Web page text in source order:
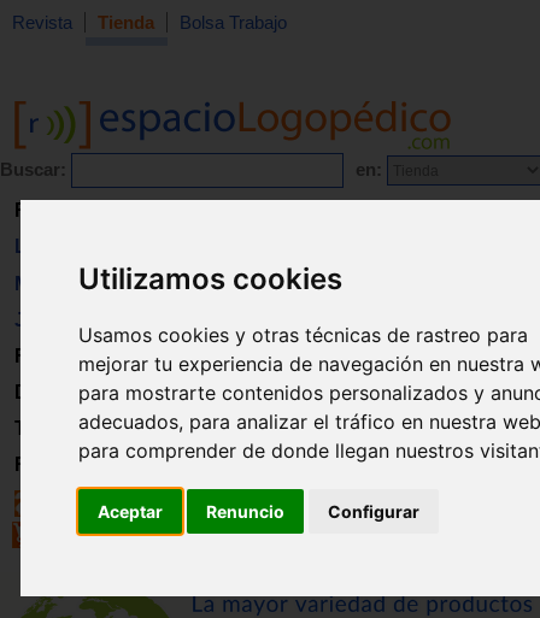
Utilizamos cookies
Usamos cookies y otras técnicas de rastreo para
mejorar tu experiencia de navegación en nuestra
para mostrarte contenidos personalizados y
adecuados, para analizar el tráfico en nuestra
para comprender de donde llegan nuestros
Aceptar Renuncio Configurar
Revista Tienda Bolsa Trabajo
Buscar: en:
Revista
Libros
Material
Juguetes
Formación
Directorio
Trabajo
Registro